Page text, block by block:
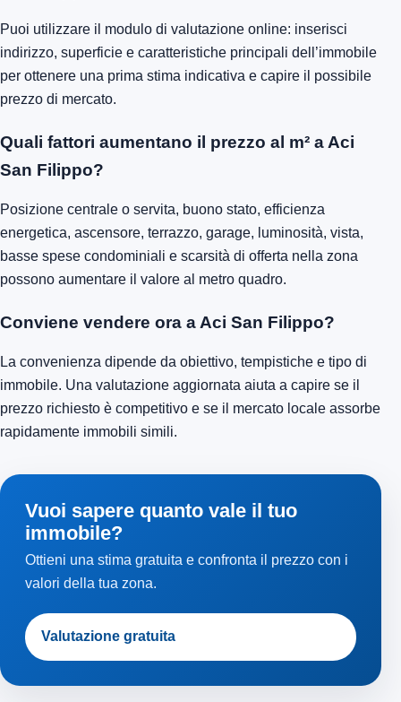
Puoi utilizzare il modulo di valutazione online: inserisci
indirizzo, superficie e caratteristiche principali dell’immobile
per ottenere una prima stima indicativa e capire il possibile
prezzo di mercato.
Quali fattori aumentano il prezzo al m² a Aci
San Filippo?
Posizione centrale o servita, buono stato, efficienza
energetica, ascensore, terrazzo, garage, luminosità, vista,
basse spese condominiali e scarsità di offerta nella zona
possono aumentare il valore al metro quadro.
Conviene vendere ora a Aci San Filippo?
La convenienza dipende da obiettivo, tempistiche e tipo di
immobile. Una valutazione aggiornata aiuta a capire se il
prezzo richiesto è competitivo e se il mercato locale assorbe
rapidamente immobili simili.
Vuoi sapere quanto vale il tuo
immobile?
Ottieni una stima gratuita e confronta il prezzo con i
valori della tua zona.
Valutazione gratuita